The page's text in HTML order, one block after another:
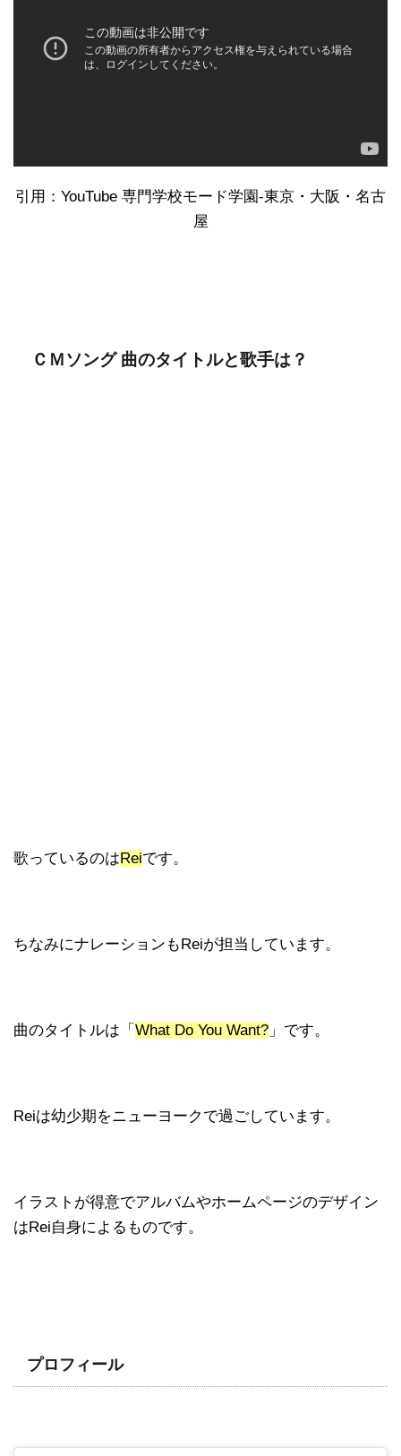
引用：YouTube 専門学校モード学園-東京・大阪・名古
屋
ＣＭソング 曲のタイトルと歌手は？
歌っているのはReiです。
ちなみにナレーションもReiが担当しています。
曲のタイトルは「 What Do You Want? 」です。
Reiは幼少期をニューヨークで過ごしています。
イラストが得意でアルバムやホームページのデザイン
はRei自身によるものです。
プロフィール